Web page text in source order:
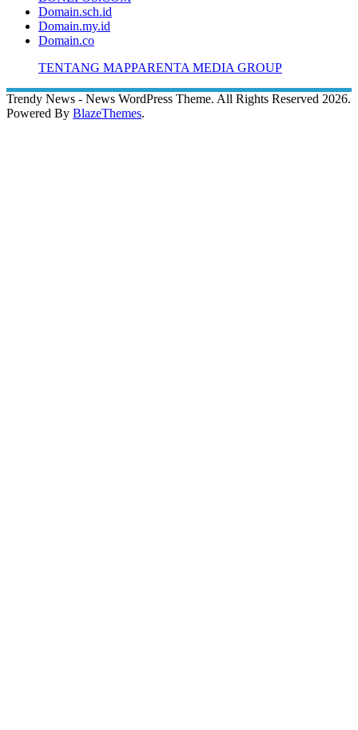
Domain.sch.id
Domain.my.id
Domain.co
TENTANG MAPPARENTA MEDIA GROUP
Trendy News - News WordPress Theme. All Rights Reserved 2026.
Powered By BlazeThemes.